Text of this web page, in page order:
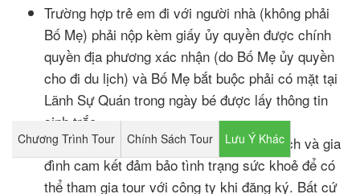
Chương Trình Tour Chính Sách Tour Lưu Ý Khác
Trường hợp trẻ em đi với người nhà (không phải
Bố Mẹ) phải nộp kèm giấy ủy quyền được chính
quyền địa phương xác nhận (do Bố Mẹ ủy quyền
cho đi du lịch) và Bố Mẹ bắt buộc phải có mặt tại
Lãnh Sự Quán trong ngày bé được lấy thông tin
sinh trắc.
Đối với khách hàng hơn 70 tuổi, quý khách và gia
đình cam kết đảm bảo tình trạng sức khoẻ để có
thể tham gia tour với công ty khi đăng ký. Bất cứ